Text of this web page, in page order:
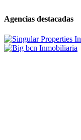
Agencias destacadas